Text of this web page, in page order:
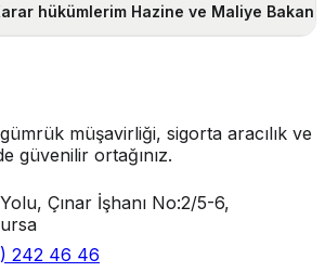
hükümlerim Hazine ve Maliye
müşavirliği, sigorta aracılık ve
güvenilir ortağınız.
Çınar İşhanı No:2/5-6,
242 46 46